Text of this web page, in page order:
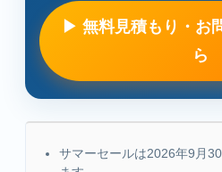
▶ 無料見積もり・お
ら
サマーセールは2026年9月